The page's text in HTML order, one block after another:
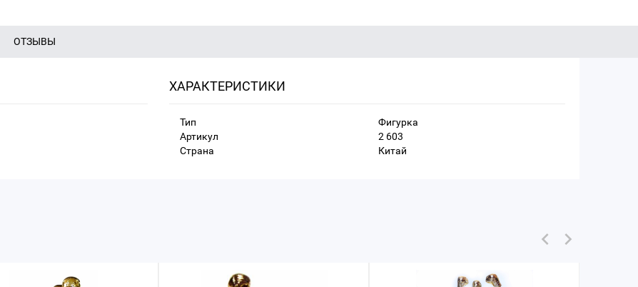
ОТЗЫВЫ
ХАРАКТЕРИСТИКИ
Тип
Фигурка
Артикул
2 603
Страна
Китай